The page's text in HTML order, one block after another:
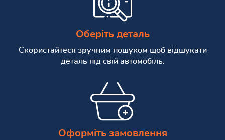
Оберіть деталь
Скористайтеся зручним пошуком щоб відшукати
деталь під свій автомобіль.
Оформіть замовлення